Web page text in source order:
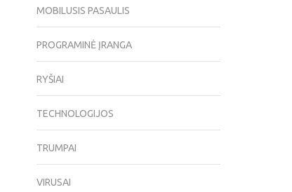
MOBILUSIS PASAULIS
PROGRAMINĖ ĮRANGA
RYŠIAI
TECHNOLOGIJOS
TRUMPAI
VIRUSAI